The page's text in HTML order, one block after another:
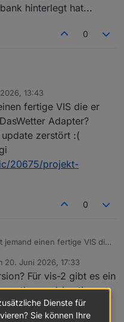
hinterlegt hat...
0
13:43
fertige VIS die er
Adapter?
zerstört :(
20675/projekt-
0
jemand einen fertige VIS die
das update zerstört :(
wie Siggi
topic/20675/projekt-
20. Juni 2026, 17:33
von
Für vis-2 gibt es ein
and-heating
0
Dienste für
Sie können Ihre